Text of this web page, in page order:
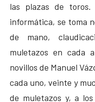
las plazas de
informática, se toma
de mano,
muletazos en cada
novillos de Manuel
cada uno, veinte y
de muletazos y, a